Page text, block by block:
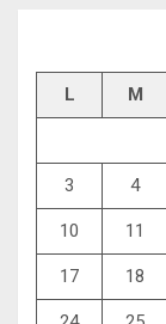
L M
3 4
10 11
17 18